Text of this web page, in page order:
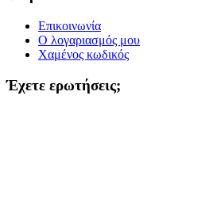
Επικοινωνία
Ο λογαριασμός μου
Χαμένος κωδικός
Έχετε ερωτήσεις;